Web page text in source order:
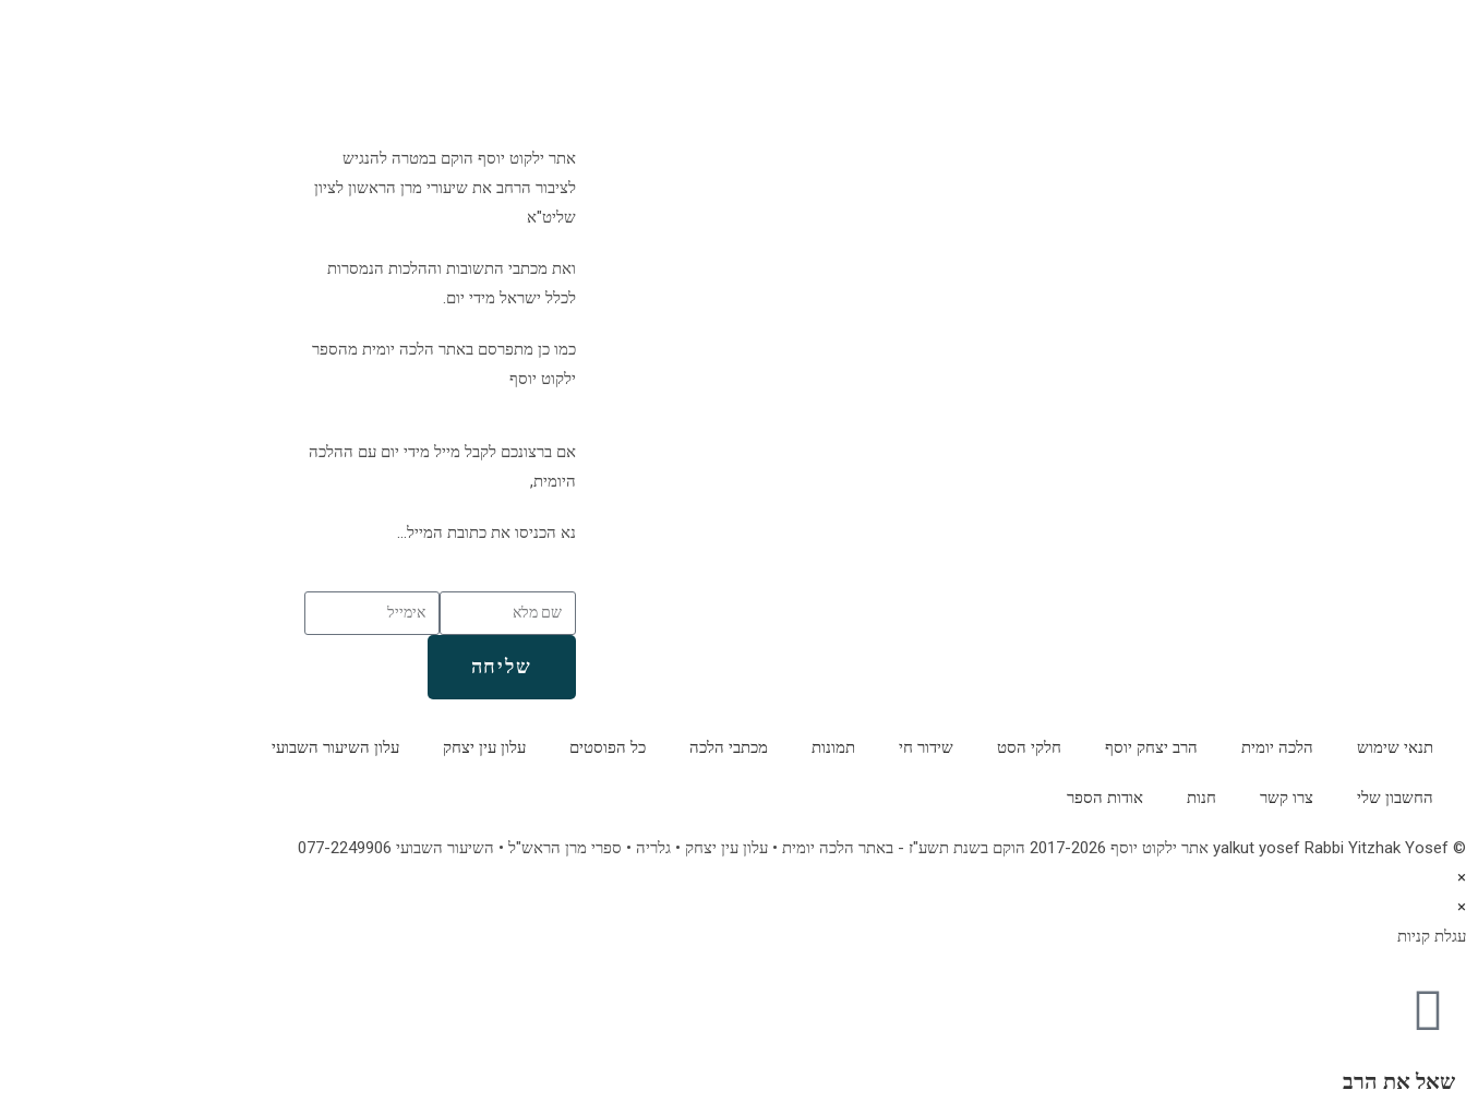
אתר ילקוט יוסף הוקם במטרה להנגיש
לציבור הרחב את שיעורי מרן הראשון לציון
שליט"א
ואת מכתבי התשובות וההלכות הנמסרות
לכלל ישראל מידי יום.
כמו כן מתפרסם באתר הלכה יומית מהספר
ילקוט יוסף
אם ברצונכם לקבל מייל מידי יום עם ההלכה
היומית,
נא הכניסו את כתובת המייל…
שליחה
תנאי שימוש הלכה יומית הרב יצחק יוסף חלקי הסט שידור חי תמונות מכתבי הלכה כל הפוסטים עלון עין יצחק עלון השיעור השבועי
החשבון שלי צרו קשר חנות אודות הספר
© yalkut yosef Rabbi Yitzhak Yosef אתר ילקוט יוסף 2017-2026 הוקם בשנת תשע"ז - באתר הלכה יומית • עלון עין יצחק • גלריה • ספרי מרן הראש"ל • השיעור השבועי 077-2249906
×
×
עגלת קניות
שאל את הרב